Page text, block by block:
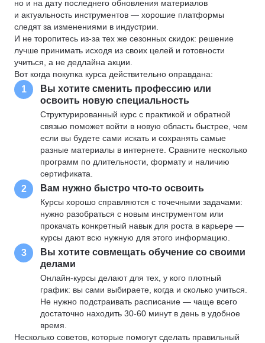
но и на дату последнего обновления материалов
и актуальность инструментов — хорошие платформы
следят за изменениями в индустрии.
И не торопитесь из-за тех же сезонных скидок: решение
лучше принимать исходя из своих целей и готовности
учиться, а не дедлайна акции.
Вот когда покупка курса действительно оправдана:
1
Вы хотите сменить профессию или
освоить новую специальность
Структурированный курс с практикой и обратной
связью поможет войти в новую область быстрее, чем
если вы будете сами искать и сохранять самые
разные материалы в интернете. Сравните несколько
программ по длительности, формату и наличию
сертификата.
2 Вам нужно быстро что-то освоить
Курсы хорошо справляются с точечными задачами:
нужно разобраться с новым инструментом или
прокачать конкретный навык для роста в карьере —
курсы дают всю нужную для этого информацию.
3
Вы хотите совмещать обучение со своими
делами
Онлайн-курсы делают для тех, у кого плотный
график: вы сами выбираете, когда и сколько учиться.
Не нужно подстраивать расписание — чаще всего
достаточно находить 30-60 минут в день в удобное
время.
Несколько советов, которые помогут сделать правильный